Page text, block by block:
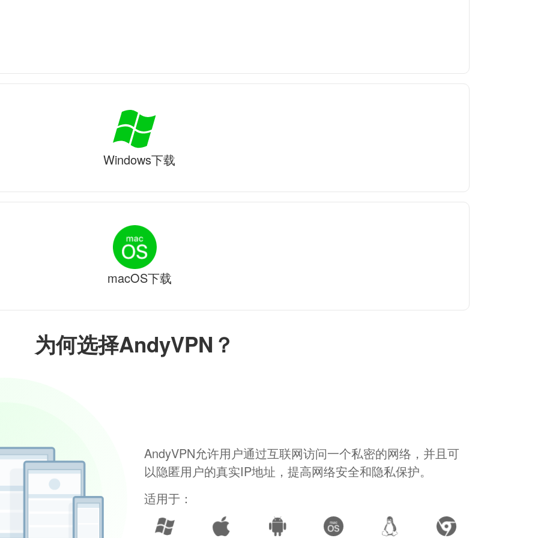
为何选择AndyVPN？
AndyVPN允许用户通过互联网访问一个私密的网络，并且可
以隐匿用户的真实IP地址，提高网络安全和隐私保护。
适用于：
Windows下载
macOS下载